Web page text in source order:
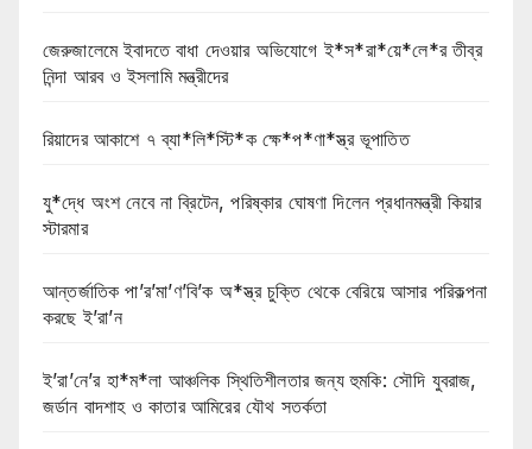
জেরুজালেমে ইবাদতে বাধা দেওয়ার অভিযোগে ই*স*রা*য়ে*লে*র তীব্র
নিন্দা আরব ও ইসলামি মন্ত্রীদের
রিয়াদের আকাশে ৭ ব্যা*লি*স্টি*ক ক্ষে*প*ণা*স্ত্র ভূপাতিত
যু*দ্ধে অংশ নেবে না ব্রিটেন, পরিষ্কার ঘোষণা দিলেন প্রধানমন্ত্রী কিয়ার
স্টারমার
আন্তর্জাতিক পা’র’মা’ণ’বি’ক অ*স্ত্র চুক্তি থেকে বেরিয়ে আসার পরিকল্পনা
করছে ই’রা’ন
ই’রা’নে’র হা*ম*লা আঞ্চলিক স্থিতিশীলতার জন্য হুমকি: সৌদি যুবরাজ,
জর্ডান বাদশাহ ও কাতার আমিরের যৌথ সতর্কতা